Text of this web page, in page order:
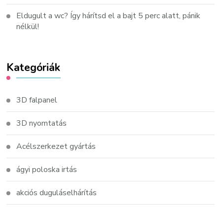
Eldugult a wc? Így hárítsd el a bajt 5 perc alatt, pánik
nélkül!
Kategóriák
3D falpanel
3D nyomtatás
Acélszerkezet gyártás
ágyi poloska irtás
akciós duguláselhárítás